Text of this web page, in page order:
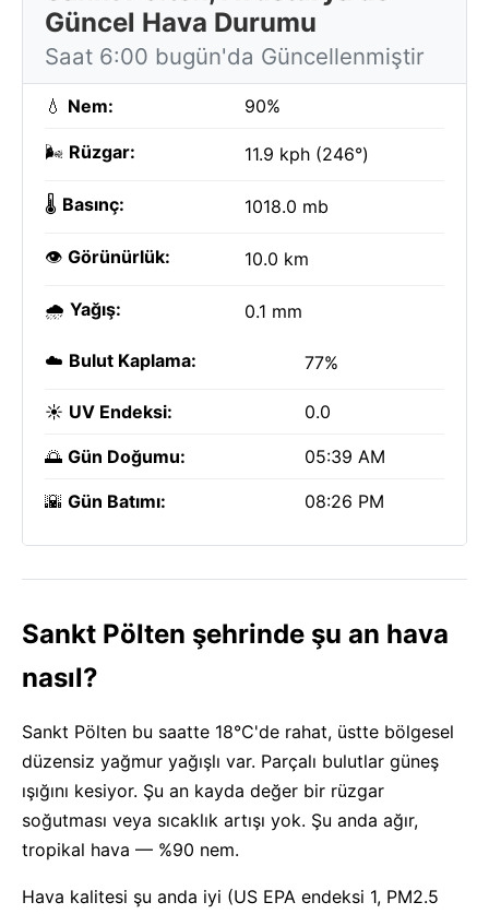
Güncel Hava Durumu
Saat 6:00 bugün'da Güncellenmiştir
💧 Nem: 90%
🌬️ Rüzgar: 11.9 kph (246°)
🌡️ Basınç: 1018.0 mb
👁️ Görünürlük: 10.0 km
🌧️ Yağış: 0.1 mm
☁️ Bulut Kaplama: 77%
☀️ UV Endeksi: 0.0
🌅 Gün Doğumu: 05:39 AM
🌇 Gün Batımı: 08:26 PM
Sankt Pölten şehrinde şu an hava
nasıl?
Sankt Pölten bu saatte 18°C'de rahat, üstte bölgesel
düzensiz yağmur yağışlı var. Parçalı bulutlar güneş
ışığını kesiyor. Şu an kayda değer bir rüzgar
soğutması veya sıcaklık artışı yok. Şu anda ağır,
tropikal hava — %90 nem.
Hava kalitesi şu anda iyi (US EPA endeksi 1, PM2.5